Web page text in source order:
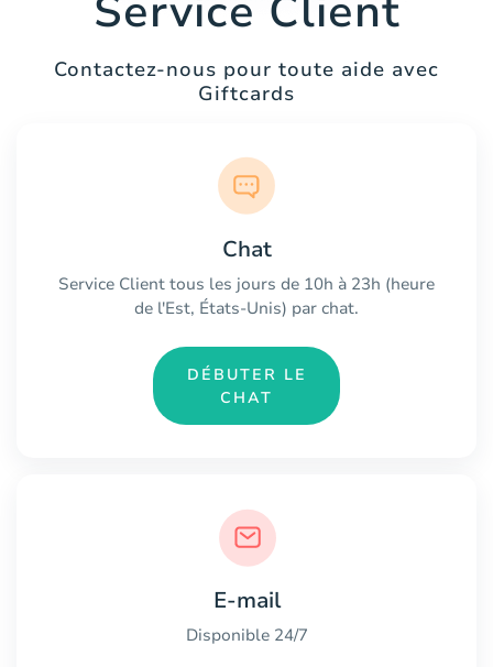
Service Client
Contactez-nous pour toute aide avec
Giftcards
Chat
Service Client tous les jours de 10h à 23h (heure
de l'Est, États-Unis) par chat.
DÉBUTER LE
CHAT
E-mail
Disponible 24/7